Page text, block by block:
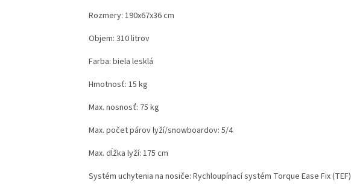
Rozmery: 190x67x36 cm
Objem: 310 litrov
Farba: biela lesklá
Hmotnosť: 15 kg
Max. nosnosť: 75 kg
Max. počet párov lyží/snowboardov: 5/4
Max. dĺžka lyží: 175 cm
Systém uchytenia na nosiče: Rychloupínací systém Torque Ease Fix (TEF)